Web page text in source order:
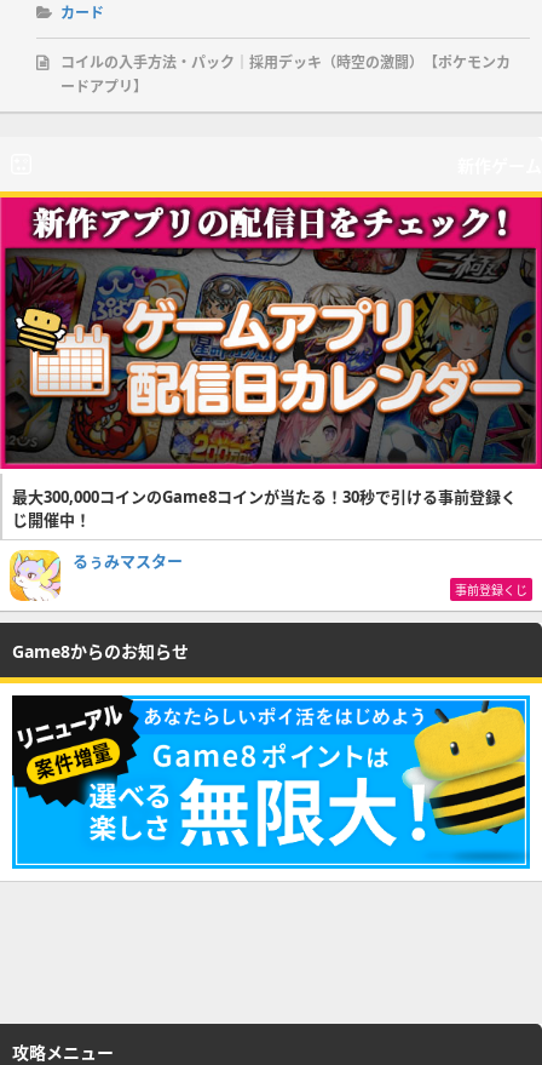
カード
コイルの入手方法・パック｜採用デッキ（時空の激闘）【ポケモンカ
ードアプリ】
最大300,000コインのGame8コインが当たる！30秒で引ける事前登録く
じ開催中！
るぅみマスター
事前登録くじ
Game8からのお知らせ
攻略メニュー